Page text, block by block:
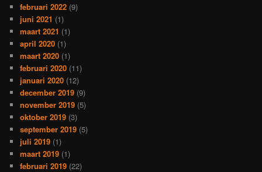
februari 2022 (9)
juni 2021 (1)
maart 2021 (1)
april 2020 (1)
maart 2020 (1)
februari 2020 (11)
januari 2020 (12)
december 2019 (9)
november 2019 (5)
oktober 2019 (3)
september 2019 (5)
juli 2019 (1)
maart 2019 (1)
februari 2019 (22)